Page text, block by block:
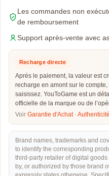
Les commandes non
de remboursement
Support après-vente avec
Recharge directe
Après le paiement, la valeur est
recharge en amont sur le
saisissez. YouToGame est un
officielle de la marque ou de
Voir Garantie d'Achat·
Brand names, trademarks and
to identify the corresponding
third-party retailer of digital
by, or authorized by those brand